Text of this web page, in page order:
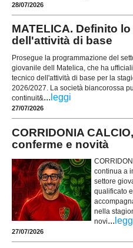
28/07/2026
MATELICA. Definito
dell'attività di base
Prosegue la programmazione del
giovanile dell Matelica, che ha
tecnico dell'attività di base per la
2026/2027. La società biancorossa
continuit&... leggi
27/07/2026
CORRIDONIA
conferme e novità
continua a
settore
qualificato
nella
novi...
27/07/2026